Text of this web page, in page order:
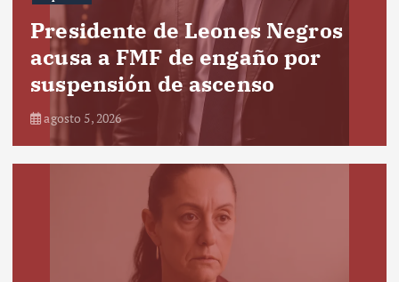
Presidente de Leones Negros
acusa a FMF de engaño por
suspensión de ascenso
agosto 5, 2026